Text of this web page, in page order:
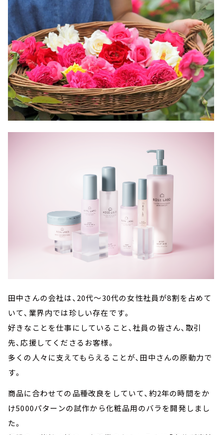
田中さんの会社は、20代～30代の女性社員が8割を占めて
いて、業界内では珍しい存在です。
好きなことを仕事にしていること、社員の皆さん、取引
先、応援してくださるお客様。
多くの人々に支えてもらえることが、田中さんの原動力で
す。
商品に合わせての品種改良をしていて、約2年の時間をか
け5000パターンの試作から化粧品用のバラを開発しまし
た。